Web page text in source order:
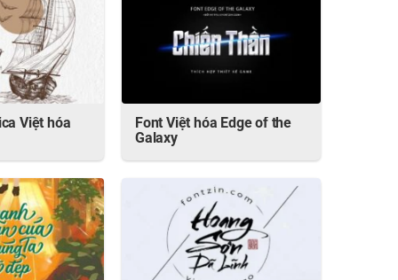
Việt hóa
Font Việt hóa Edge of the
Galaxy